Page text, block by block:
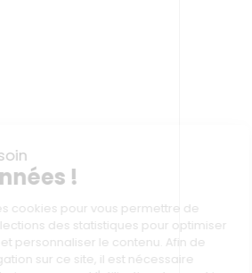
de vos données !
vous permettre de naviguer. Nous
collections des statistiques pour
fonctionnalités et personnaliser le
poursuivre la navigation sur ce site, il